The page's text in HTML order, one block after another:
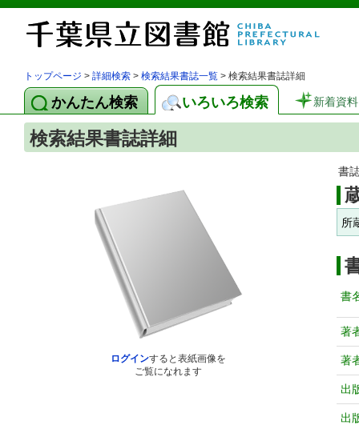
トップページ > 詳細検索 > 検索結果書誌一覧 > 検索結果書誌詳細
かんたん検索 いろいろ検索 新着資料
検索結果書誌詳細
ログインすると表紙画像を
ご覧になれます
書
所
書
著
著
出
出